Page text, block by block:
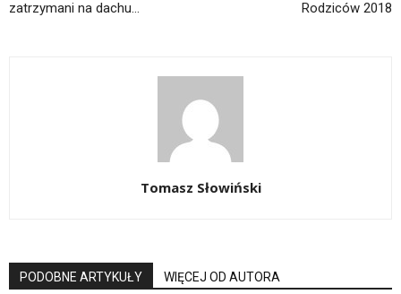
zatrzymani na dachu… Rodziców 2018
Tomasz Słowiński
PODOBNE ARTYKUŁY WIĘCEJ OD AUTORA